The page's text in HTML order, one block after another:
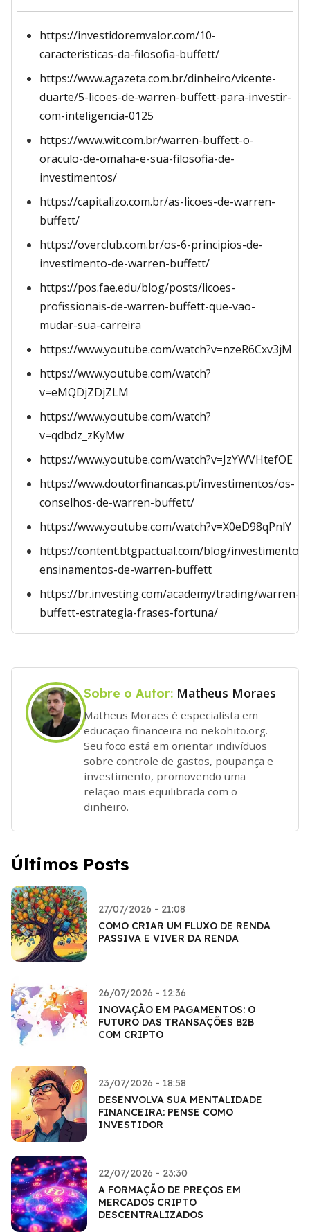
https://investidoremvalor.com/10-
caracteristicas-da-filosofia-buffett/
https://www.agazeta.com.br/dinheiro/vicente-
duarte/5-licoes-de-warren-buffett-para-investir-
com-inteligencia-0125
https://www.wit.com.br/warren-buffett-o-
oraculo-de-omaha-e-sua-filosofia-de-
investimentos/
https://capitalizo.com.br/as-licoes-de-warren-
buffett/
https://overclub.com.br/os-6-principios-de-
investimento-de-warren-buffett/
https://pos.fae.edu/blog/posts/licoes-
profissionais-de-warren-buffett-que-vao-
mudar-sua-carreira
https://www.youtube.com/watch?v=nzeR6Cxv3jM
https://www.youtube.com/watch?
v=eMQDjZDjZLM
https://www.youtube.com/watch?
v=qdbdz_zKyMw
https://www.youtube.com/watch?v=JzYWVHtefOE
https://www.doutorfinancas.pt/investimentos/os-
conselhos-de-warren-buffett/
https://www.youtube.com/watch?v=X0eD98qPnlY
https://content.btgpactual.com/blog/
ensinamentos-de-warren-buffett
https://br.investing.com/academy/trading/warren-
buffett-estrategia-frases-fortuna/
Sobre o Autor: Matheus Moraes
Matheus Moraes é especialista em
educação financeira no nekohito.org.
Seu foco está em orientar indivíduos
sobre controle de gastos, poupança e
investimento, promovendo uma
relação mais equilibrada com o
dinheiro.
Últimos Posts
27/07/2026 - 21:08
COMO CRIAR UM FLUXO DE RENDA
PASSIVA E VIVER DA RENDA
26/07/2026 - 12:36
INOVAÇÃO EM PAGAMENTOS: O
FUTURO DAS TRANSAÇÕES B2B
COM CRIPTO
23/07/2026 - 18:58
DESENVOLVA SUA MENTALIDADE
FINANCEIRA: PENSE COMO
INVESTIDOR
22/07/2026 - 23:30
A FORMAÇÃO DE PREÇOS EM
MERCADOS CRIPTO
DESCENTRALIZADOS